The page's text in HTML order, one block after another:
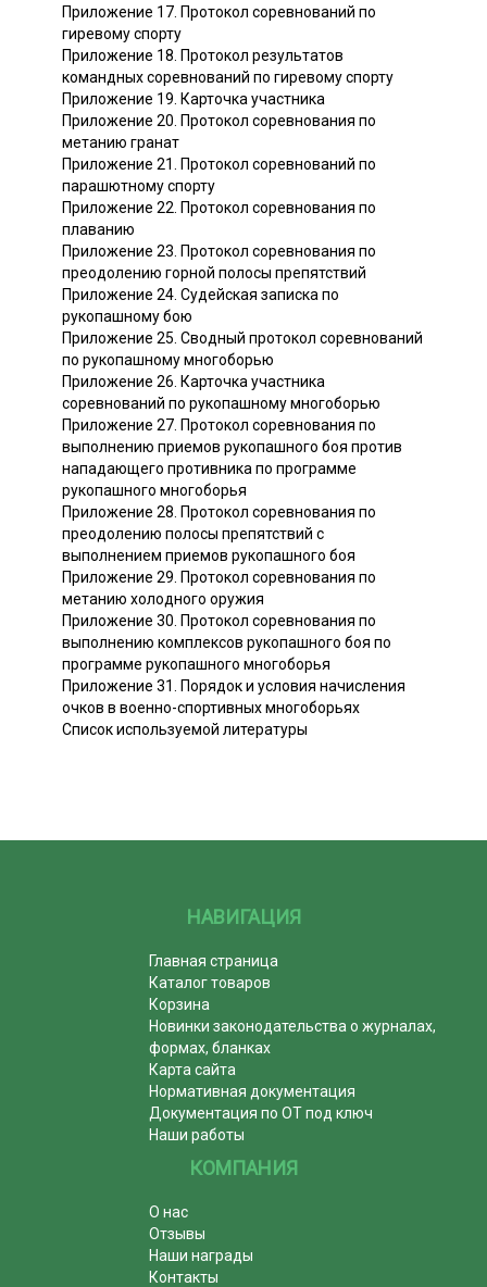
Приложение 17. Протокол соревнований по
гиревому спорту
Приложение 18. Протокол результатов
командных соревнований по гиревому спорту
Приложение 19. Карточка участника
Приложение 20. Протокол соревнования по
метанию гранат
Приложение 21. Протокол соревнований по
парашютному спорту
Приложение 22. Протокол соревнования по
плаванию
Приложение 23. Протокол соревнования по
преодолению горной полосы препятствий
Приложение 24. Судейская записка по
рукопашному бою
Приложение 25. Сводный протокол соревнований
по рукопашному многоборью
Приложение 26. Карточка участника
соревнований по рукопашному многоборью
Приложение 27. Протокол соревнования по
выполнению приемов рукопашного боя против
нападающего противника по программе
рукопашного многоборья
Приложение 28. Протокол соревнования по
преодолению полосы препятствий с
выполнением приемов рукопашного боя
Приложение 29. Протокол соревнования по
метанию холодного оружия
Приложение 30. Протокол соревнования по
выполнению комплексов рукопашного боя по
программе рукопашного многоборья
Приложение 31. Порядок и условия начисления
очков в военно-спортивных многоборьях
Список используемой литературы
НАВИГАЦИЯ
Главная страница
Каталог товаров
Корзина
Новинки законодательства о журналах,
формах, бланках
Карта сайта
Нормативная документация
Документация по ОТ под ключ
Наши работы
КОМПАНИЯ
О нас
Отзывы
Наши награды
Контакты